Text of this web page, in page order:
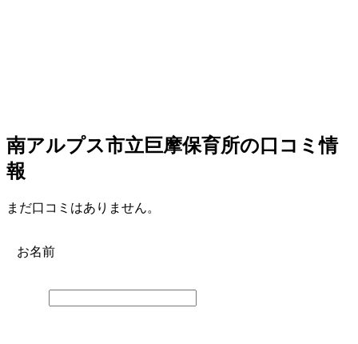
南アルプス市立巨摩保育所の口コミ情
報
まだ口コミはありません。
お名前